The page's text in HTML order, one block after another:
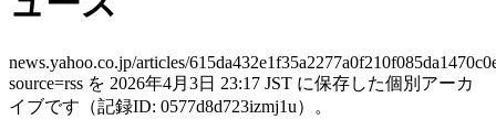
news.yahoo.co.jp/articles/
source=rss を 2026年4月3日 23:17 JST に保存した個別アーカ
イブです（記録ID: 0577d8d723izmj1u）。